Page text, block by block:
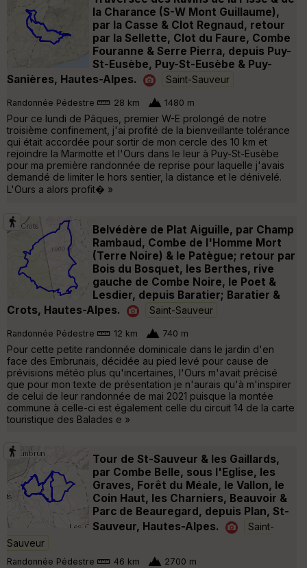
la Charance (S-W Mont Guillaume),
par la Casse & Clot Regnaud, retour
par la Sellette, Clot du Faure, Combe
Fouranne & Serre Pierra, depuis Puy-
St-Eusèbe, Puy-St-Eusèbe & Puy-
Sanières, Hautes-Alpes.
Saint-Sauveur
Randonnée Pédestre 28 km 1480 m
Pour ce lundi de Pâques, premier W-E prolongé de notre
troisième confinement, j'ai profité de la bienveillante tolérance
qui était accordée pour sortir de mon cercle des 10 km et
rejoindre la Marmotte et l'Ours dans le leur à Puy-St-Eusèbe
pour ma première randonnée de reprise pour laquelle j'avais
demandé de limiter le hors sentier, la distance et le dénivelé.
L'Ours a alors profit� »
Belvédère de Plat Aiguille, par Champ
Rambaud, Combe de l'Homme Mort
(Terre Noire) & le Patègue; retour par
Bois du Bosquet, les Berthes, rive
gauche de Combe Noire, le Poet &
Lesdier, depuis Baratier; Baratier &
Crots, Hautes-Alpes.
Saint-Sauveur
Randonnée Pédestre 12 km 740 m
Pour cette petite randonnée dominicale dans le jardin d'en
face des Embrunais, décidée au pied levé pour cause de
prévisions météo plus qu'incertaines, l'Ours m'avait précisé
que pour mon texte de présentation je n'aurais qu'à m'inspirer
de celui de leur randonnée de mai 2021 puisque la montée
commune à celle-ci est également celle du circuit 14 de la carte
touristique des Balades e »
Tour de St-Sauveur & les Gaillards,
par Combe Belle, sous l'Eglise, les
Graves, Forêt du Méale, le Vallon, le
Coin Haut, les Charniers, Beauvoir &
Parc de Beauregard, depuis Plan, St-
Sauveur, Hautes-Alpes.
Saint-
Sauveur
Randonnée Pédestre 46 km 2700 m